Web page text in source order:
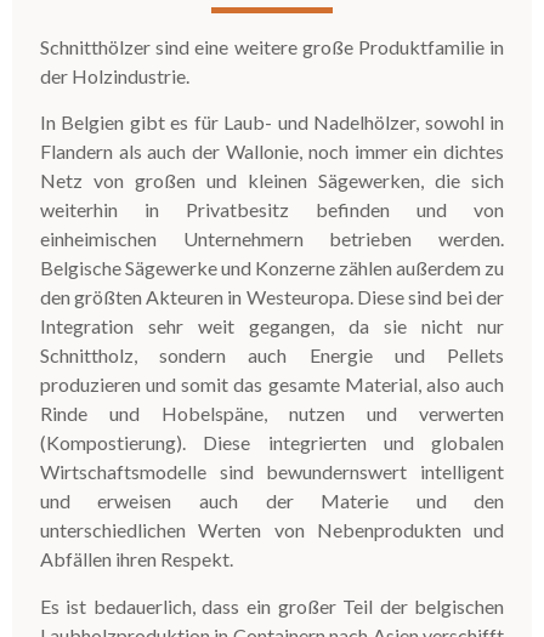
Schnitthölzer sind eine weitere große Produktfamilie in
der Holzindustrie.
In Belgien gibt es für Laub- und Nadelhölzer, sowohl in
Flandern als auch der Wallonie, noch immer ein dichtes
Netz von großen und kleinen Sägewerken, die sich
weiterhin in Privatbesitz befinden und von
einheimischen Unternehmern betrieben werden.
Belgische Sägewerke und Konzerne zählen außerdem zu
den größten Akteuren in Westeuropa. Diese sind bei der
Integration sehr weit gegangen, da sie nicht nur
Schnittholz, sondern auch Energie und Pellets
produzieren und somit das gesamte Material, also auch
Rinde und Hobelspäne, nutzen und verwerten
(Kompostierung). Diese integrierten und globalen
Wirtschaftsmodelle sind bewundernswert intelligent
und erweisen auch der Materie und den
unterschiedlichen Werten von Nebenprodukten und
Abfällen ihren Respekt.
Es ist bedauerlich, dass ein großer Teil der belgischen